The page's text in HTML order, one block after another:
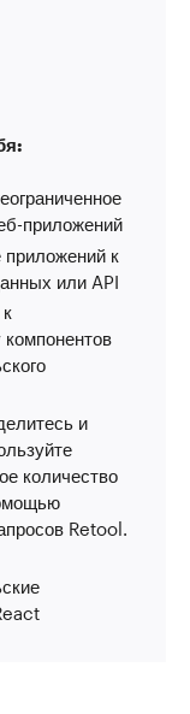
приложений
к
или API
компонентов
и
количество
Retool.